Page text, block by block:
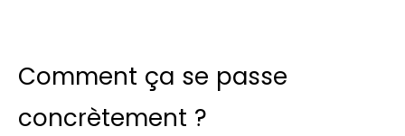
Comment ça se passe
concrètement ?